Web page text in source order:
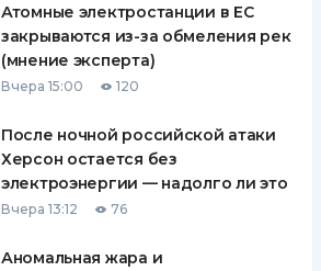
Атомные электростанции в ЕС
закрываются из-за обмеления рек
(мнение эксперта)
Вчера 15:00 120
После ночной российской атаки
Херсон остается без
электроэнергии — надолго ли это
Вчера 13:12 76
Аномальная жара и